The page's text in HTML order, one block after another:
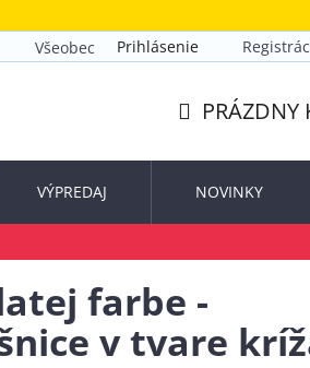
Všeobecné obchodné podmienky
Prihlásenie
KOŠÍK
PRÁZDNY
VÝPREDAJ NOVINKY
farbe -
v tvare